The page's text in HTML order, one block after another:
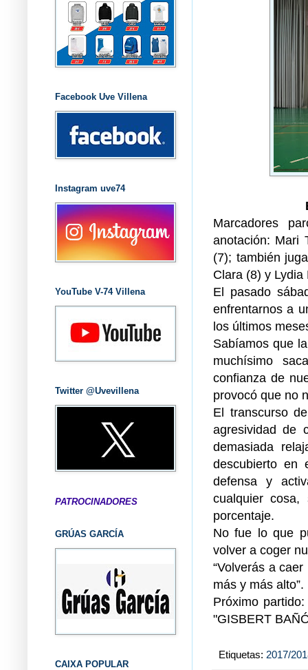
Marcadores
anotación: Mari
(7); también
Clara (8) y
El pasado
enfrentarnos a
los últimos
Sabíamos que
muchísimo
confianza de
provocó que no
El transcurso
agresividad de
demasiada
descubierto en
defensa y
cualquier cosa,
porcentaje.
No fue lo que
volver a coger
“Volverás a
más y más alto”.
Próximo
"GISBERT
Etiquetas: 2017/
Facebook Uve Villena
Instagram uve74
YouTube V-74 Villena
Twitter @Uvevillena
PATROCINADORES
GRÚAS GARCÍA
CAIXA POPULAR